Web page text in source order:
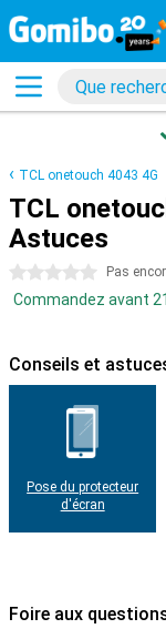
TCL onetouch 4043 4G
TCL
Astuces
0 étoiles Pas
Commandez avant
Conseils et
Pose du protecteur
d'écran
Foire aux